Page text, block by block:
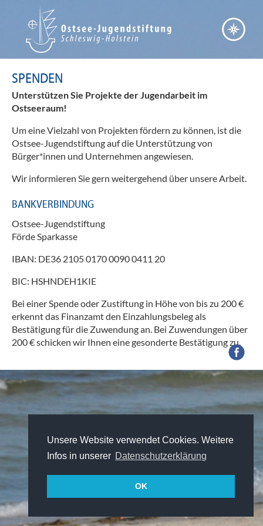
Unsere Website verwendet Cookies. Weitere
Infos in unserer Datenschutzerklärung
OK
SPENDEN
Unterstützen Sie Projekte der Jugendarbeit im
Ostseeraum!
Um eine Vielzahl von Projekten fördern zu können, ist die
Ostsee-Jugendstiftung auf die Unterstützung von
Bürger*innen und Unternehmen angewiesen.
Wir informieren Sie gern weitergehend über unsere Arbeit.
BANKVERBINDUNG
Ostsee-Jugendstiftung
Förde Sparkasse
IBAN: DE36 2105 0170 0090 0411 20
BIC: HSHNDEH1KIE
Bei einer Spende oder Zustiftung in Höhe von bis zu 200 €
erkennt das Finanzamt den Einzahlungsbeleg als
Bestätigung für die Zuwendung an. Bei Zuwendungen über
200 € schicken wir Ihnen eine gesonderte Bestätigung zu.